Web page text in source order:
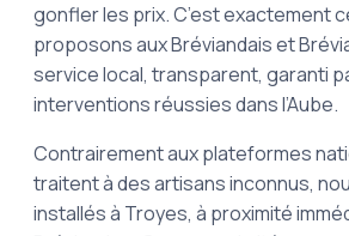
gonfler les prix. C’est exactement
proposons aux Bréviandais et
service local, transparent, garanti
interventions réussies dans l’Aube.
Contrairement aux plateformes
traitent à des artisans inconnus,
installés à Troyes, à proximité